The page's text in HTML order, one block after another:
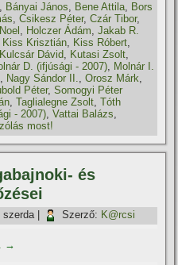
, Bányai János, Bene Attila, Bors
,Csikesz Péter,Czár Tibor,
, Holczer Ádám,Jakab R.
Kiss Krisztián, Kiss Róbert,
Kulcsár Dávid, Kutasi Zsolt,
D. (ifjúsági - 2007), Molnár I.
, Nagy Sándor II.,Orosz Márk,
Péter,Somogyi Péter
,Taglialegne Zsolt,Tóth
- 2007),Vattai Balázs,
most!
és
szerda| Szerző: K@rcsi
→